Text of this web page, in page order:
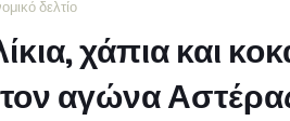
δελτίο
χάπια και
αγώνα